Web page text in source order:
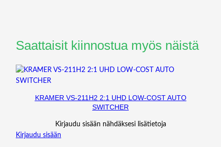
Saattaisit kiinnostua myös näistä
KRAMER VS-211H2 2:1 UHD LOW-COST AUTO
SWITCHER
Kirjaudu sisään nähdäksesi lisätietoja
Kirjaudu sisään